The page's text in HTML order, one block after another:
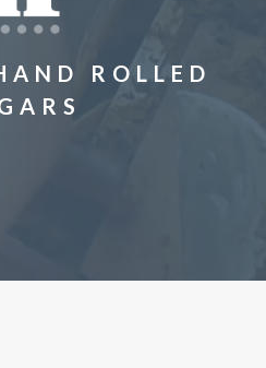
ROLLED